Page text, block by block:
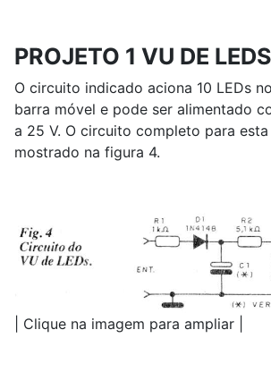
PROJETO 1 VU DE LEDS
O circuito indicado aciona 10 LEDs
barra móvel e pode ser alimentado
a 25 V. O circuito completo para
mostrado na figura 4.
| Clique na imagem para ampliar |